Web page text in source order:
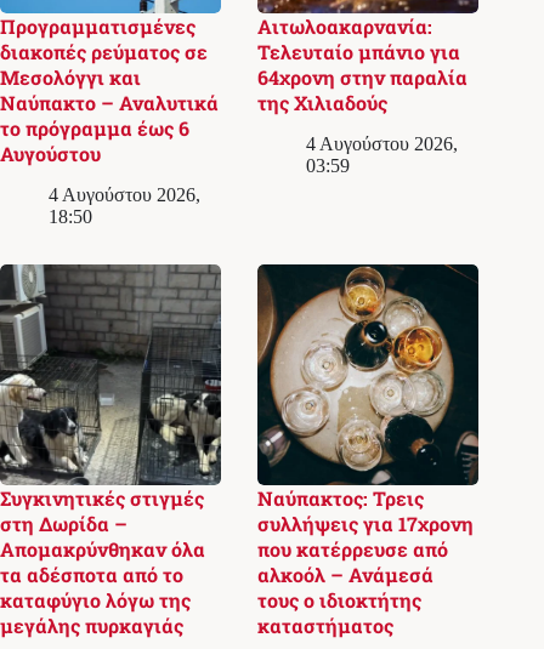
Προγραμματισμένες
διακοπές ρεύματος σε
Μεσολόγγι και
Ναύπακτο – Αναλυτικά
το πρόγραμμα έως 6
Αυγούστου
4 Αυγούστου 2026,
18:50
Αιτωλοακαρνανία:
Τελευταίο μπάνιο για
64χρονη στην παραλία
της Χιλιαδούς
4 Αυγούστου 2026,
03:59
Συγκινητικές στιγμές
στη Δωρίδα –
Απομακρύνθηκαν όλα
τα αδέσποτα από το
καταφύγιο λόγω της
μεγάλης πυρκαγιάς
Ναύπακτος: Τρεις
συλλήψεις για 17χρονη
που κατέρρευσε από
αλκοόλ – Ανάμεσά
τους ο ιδιοκτήτης
καταστήματος